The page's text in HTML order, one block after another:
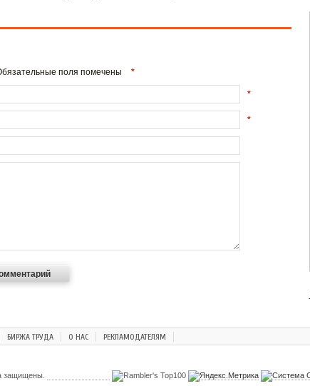
поля помечены
*
*
*
БИРЖА ТРУДА О НАС РЕКЛАМОДАТЕЛЯМ
защищены.